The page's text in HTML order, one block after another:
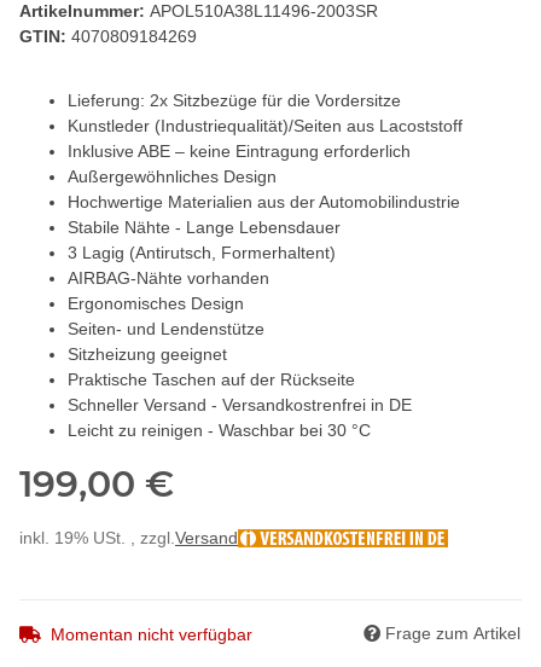
Artikelnummer: APOL510A38L11496-2003SR
GTIN: 4070809184269
Lieferung: 2x Sitzbezüge für die Vordersitze
Kunstleder (Industriequalität)/Seiten aus Lacoststoff
Inklusive ABE – keine Eintragung erforderlich
Außergewöhnliches Design
Hochwertige Materialien aus der Automobilindustrie
Stabile Nähte - Lange Lebensdauer
3 Lagig (Antirutsch, Formerhaltent)
AIRBAG-Nähte vorhanden
Ergonomisches Design
Seiten- und Lendenstütze
Sitzheizung geeignet
Praktische Taschen auf der Rückseite
Schneller Versand - Versandkostrenfrei in DE
Leicht zu reinigen - Waschbar bei 30 °C
199,00 €
inkl. 19% USt. , zzgl. Versand
Momentan nicht verfügbar Frage zum Artikel